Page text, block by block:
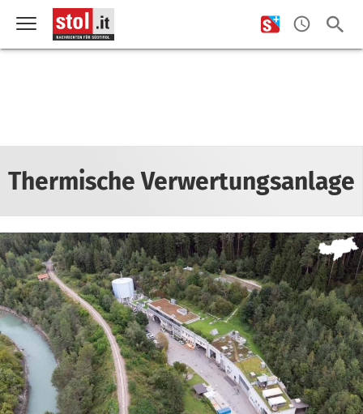
Thermische Verwertungsanlage